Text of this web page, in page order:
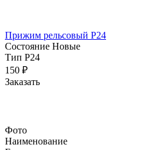
Прижим рельсовый Р24
Состояние Новые
Тип Р24
150 ₽
Заказать
Фото
Наименование